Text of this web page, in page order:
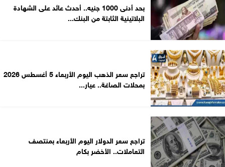
بحد أدنى 1000 جنيه.. أحدث عائد على الشهادة
البلاتينية الثابتة من البنك...
تراجع سعر الذهب اليوم الأربعاء 5 أغسطس 2026
بمحلات الصاغة.. عيار...
تراجع سعر الدولار اليوم الأربعاء بمنتصف
التعاملات.. الأخضر بكام